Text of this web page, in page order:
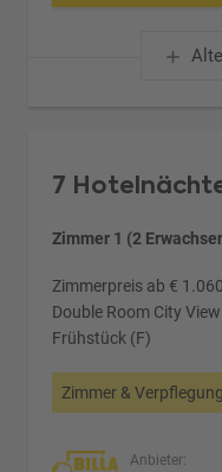
7
Zimmer 1 (2
Zimmerpreis ab €
Double Room City
Frühstück (F)
Zimmer &
Anbieter: